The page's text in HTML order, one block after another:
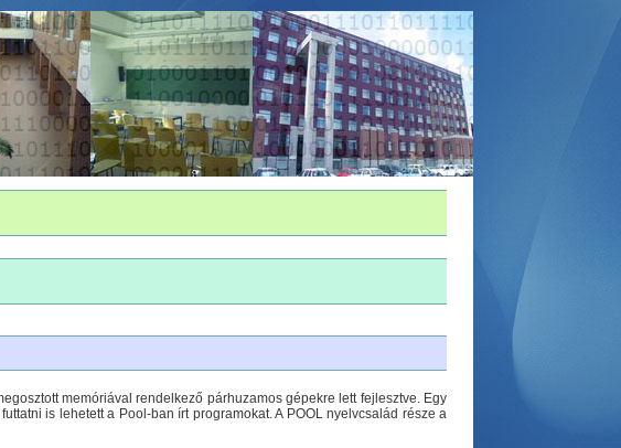
memóriával rendelkező párhuzamos gépekre lett fejlesztve. Egy
is lehetett a Pool-ban írt programokat. A POOL nyelvcsalád része a